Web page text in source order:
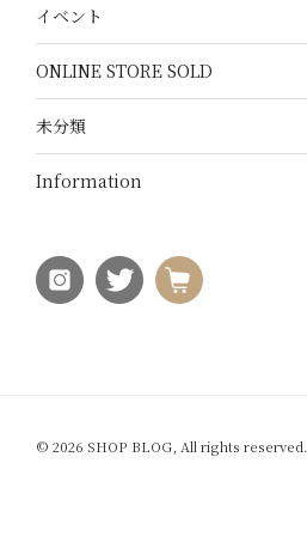
イベント
ONLINE STORE SOLD
未分類
Information
© 2026 SHOP BLOG, All rights reserved.